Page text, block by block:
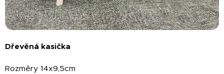
Dřevěná kasička
Rozměry 14x9,5cm